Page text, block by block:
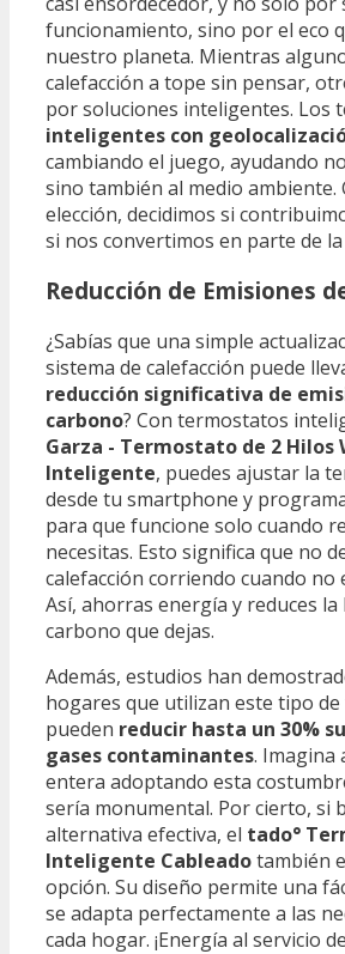
funcionamiento, sino por el eco
nuestro planeta. Mientras
calefacción a tope sin pensar,
por soluciones inteligentes. Los
inteligentes con
cambiando el juego, ayudando
sino también al medio ambiente.
elección, decidimos si
si nos convertimos en parte de
Reducción de Emisiones
¿Sabías que una simple
sistema de calefacción puede
reducción significativa de
carbono? Con termostatos
Garza - Termostato de 2 Hilos
Inteligente, puedes ajustar la
desde tu smartphone y
para que funcione solo cuando
necesitas. Esto significa que no
calefacción corriendo cuando no
Así, ahorras energía y reduces la
carbono que dejas.
Además, estudios han
hogares que utilizan este tipo
pueden reducir hasta un 30%
gases contaminantes. Imagina
entera adoptando esta
sería monumental. Por cierto, si
alternativa efectiva, el tado°
Inteligente Cableadotambién
opción. Su diseño permite una
se adapta perfectamente a las
cada hogar. ¡Energía al servicio